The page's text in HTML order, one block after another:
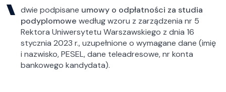
dwie podpisane umowy o odpłatności za studia
podyplomowe według wzoru z zarządzenia nr 5
Rektora Uniwersytetu Warszawskiego z dnia 16
stycznia 2023 r., uzupełnione o wymagane dane (imię
i nazwisko, PESEL, dane teleadresowe, nr konta
bankowego kandydata).